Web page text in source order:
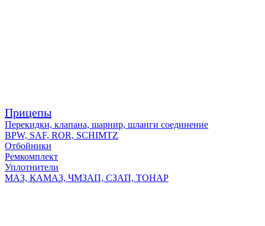
Прицепы
Перекидки, клапана, шарнир, шланги соединение
BPW, SAF, ROR, SCHIMTZ
Отбойники
Ремкомплект
Уплотнители
МАЗ, КАМАЗ, ЧМЗАП, СЗАП, ТОНАР